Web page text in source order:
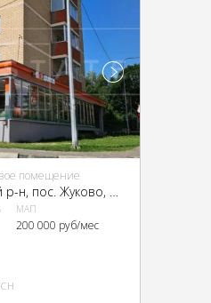
помещение
Солнечногорский р-н, пос. Жуково, мкр. Берёзки, д. 16
МАП
200 000 руб/мес